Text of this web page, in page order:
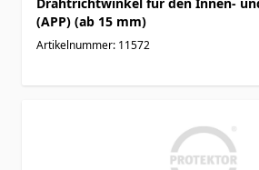
(APP) (ab 15 mm)
Artikelnummer: 11572